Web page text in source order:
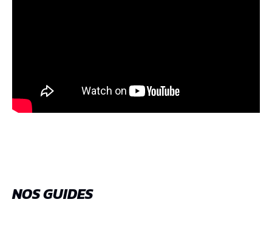
NOS GUIDES